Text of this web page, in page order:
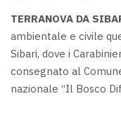
TERRANOVA DA
ambientale e civile
Sibari, dove i
consegnato al
nazionale “Il Bosco